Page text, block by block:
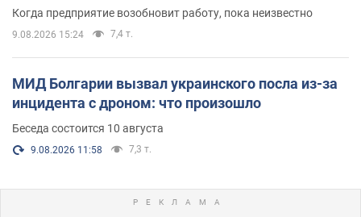
Когда предприятие возобновит работу, пока неизвестно
9.08.2026 15:24 7,4 т.
МИД Болгарии вызвал украинского посла из-за
инцидента с дроном: что произошло
Беседа состоится 10 августа
9.08.2026 11:58 7,3 т.